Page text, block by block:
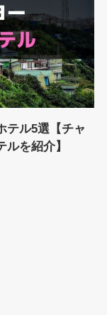
テル5選【チャ
を紹介】